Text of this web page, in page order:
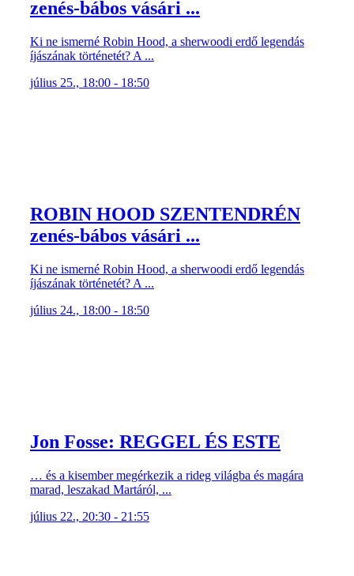
zenés-bábos vásári ...
Ki ne ismerné Robin Hood, a sherwoodi erdő legendás
íjászának történetét? A ...
július 25., 18:00 - 18:50
ROBIN HOOD SZENTENDRÉN
zenés-bábos vásári ...
Ki ne ismerné Robin Hood, a sherwoodi erdő legendás
íjászának történetét? A ...
július 24., 18:00 - 18:50
Jon Fosse: REGGEL ÉS ESTE
… és a kisember megérkezik a rideg világba és magára
marad, leszakad Martáról, ...
július 22., 20:30 - 21:55